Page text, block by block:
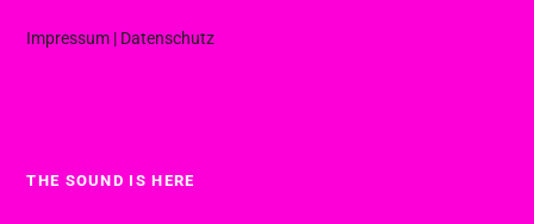
Impressum | Datenschutz
THE SOUND IS HERE